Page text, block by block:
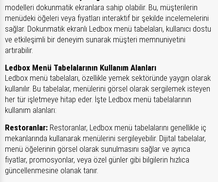
modelleri dokunmatik ekranlara sahip olabilir. Bu, müşterilerin
menüdeki öğeleri veya fiyatları interaktif bir şekilde incelemelerini
sağlar. Dokunmatik ekranlı Ledbox menü tabelaları, kullanıcı dostu
ve etkileşimli bir deneyim sunarak müşteri memnuniyetini
artırabilir.
Ledbox Menü Tabelalarının Kullanım Alanları
Ledbox menü tabelaları, özellikle yemek sektöründe yaygın olarak
kullanılır. Bu tabelalar, menülerini görsel olarak sergilemek isteyen
her tür işletmeye hitap eder. İşte Ledbox menü tabelalarının
kullanım alanları:
Restoranlar: Restoranlar, Ledbox menü tabelalarını genellikle iç
mekanlarında kullanarak menülerini sergileyebilir. Dijital tabelalar,
menü öğelerinin görsel olarak sunulmasını sağlar ve ayrıca
fiyatlar, promosyonlar, veya özel günler gibi bilgilerin hızlıca
güncellenmesine olanak tanır.